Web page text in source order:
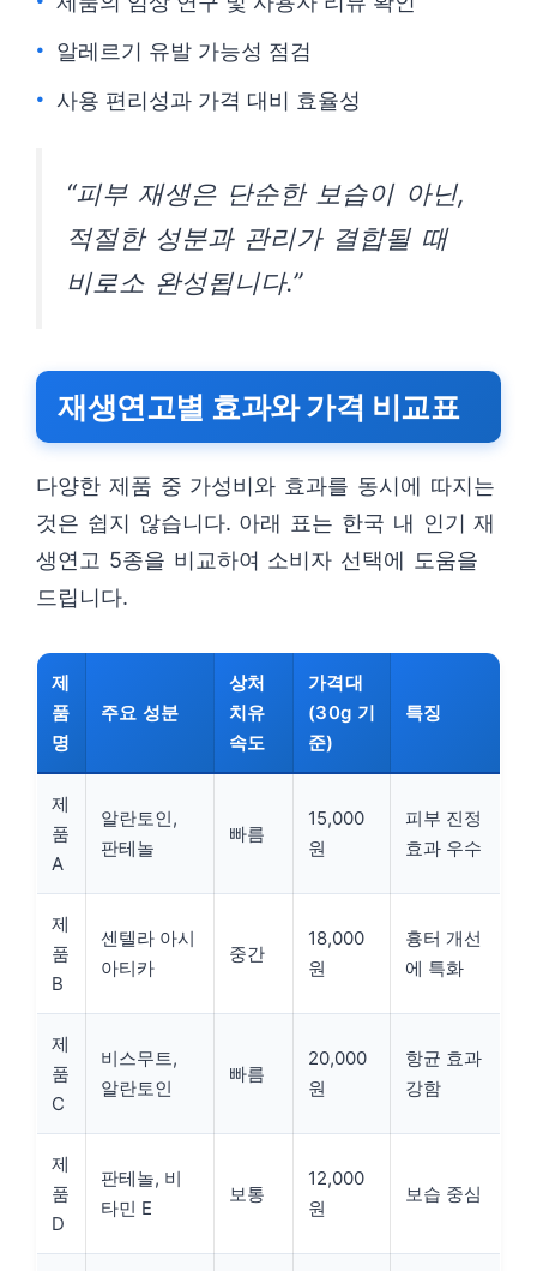
알레르기 유발 가능성 점검
사용 편리성과 가격 대비 효율성
“피부 재생은 단순한 보습이 아닌,
적절한 성분과 관리가 결합될 때
비로소 완성됩니다.”
재생연고별 효과와 가격 비교표
다양한 제품 중 가성비와 효과를 동시에 따지는
것은 쉽지 않습니다. 아래 표는 한국 내 인기 재
생연고 5종을 비교하여 소비자 선택에 도움을
드립니다.
제
품
명
주요 성분
상처
치유
속도
가격대
(30g 기
준)
특징
제
품
A
알란토인,
판테놀
빠름
15,000
원
피부 진정
효과 우수
제
품
B
센텔라 아시
아티카
중간
18,000
원
흉터 개선
에 특화
제
품
C
비스무트,
알란토인
빠름
20,000
원
항균 효과
강함
제
품
D
판테놀, 비
타민 E
보통
12,000
원
보습 중심